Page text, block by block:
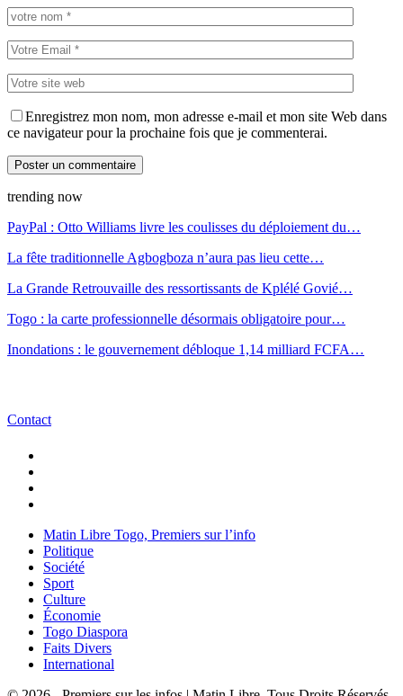
Enregistrez mon nom, mon adresse e-mail et mon site Web dans
ce navigateur pour la prochaine fois que je commenterai.
trending now
PayPal : Otto Williams livre les coulisses du déploiement du…
La fête traditionnelle Agbogboza n’aura pas lieu cette…
La Grande Retrouvaille des ressortissants de Kplélé Govié…
Togo : la carte professionnelle désormais obligatoire pour…
Inondations : le gouvernement débloque 1,14 milliard FCFA…
Contact
Matin Libre Togo, Premiers sur l’info
Politique
Société
Sport
Culture
Économie
Togo Diaspora
Faits Divers
International